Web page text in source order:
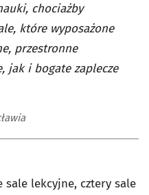
chociażby
które wyposażone
przestronne
jak i bogate zaplecze
sale lekcyjne, cztery sale